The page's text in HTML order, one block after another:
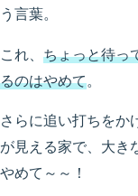
う言葉。
これ、 ちょっと待っ
るのはやめて。
さらに追い打ちをか
が見える家で、大き
やめて～～！